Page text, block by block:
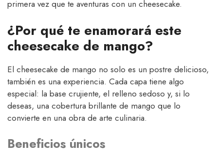
primera vez que te aventuras con un cheesecake.
¿Por qué te enamorará este
cheesecake de mango?
El cheesecake de mango no solo es un postre delicioso,
también es una experiencia. Cada capa tiene algo
especial: la base crujiente, el relleno sedoso y, si lo
deseas, una cobertura brillante de mango que lo
convierte en una obra de arte culinaria.
Beneficios únicos